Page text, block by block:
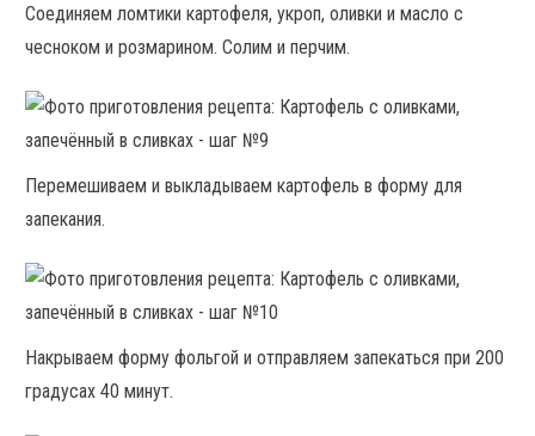
Соединяем ломтики картофеля, укроп, оливки и масло с
чесноком и розмарином. Солим и перчим.
Перемешиваем и выкладываем картофель в форму для
запекания.
Накрываем форму фольгой и отправляем запекаться при 200
градусах 40 минут.